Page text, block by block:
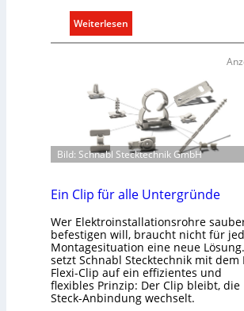
Weiterlesen
R
k
i
m
b
d
a
r
f
s
g
Bild: Schnabl Stecktechnik GmbH
Ein Clip für alle Untergründe
Wer Elektroinstallationsrohre
befestigen will, braucht nicht für
Montagesituation eine neue
setzt Schnabl Stecktechnik mit dem
Flexi-Clip auf ein effizientes und
flexibles Prinzip: Der Clip bleibt, die
Steck-Anbindung wechselt.